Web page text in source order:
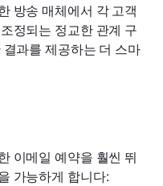
방송 매체에서 각 고객
정되는 정교한 관계 구
과를 제공하는 더 스마
이메일 예약을 훨씬 뛰
가능하게 합니다: